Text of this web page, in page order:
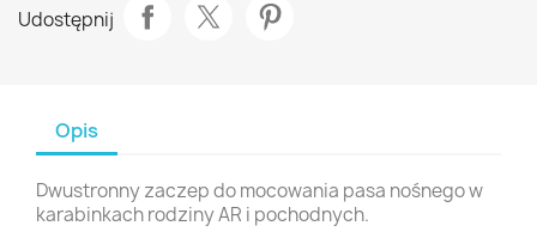
Udostępnij
Opis
Dwustronny zaczep do mocowania pasa nośnego w
karabinkach rodziny AR i pochodnych.